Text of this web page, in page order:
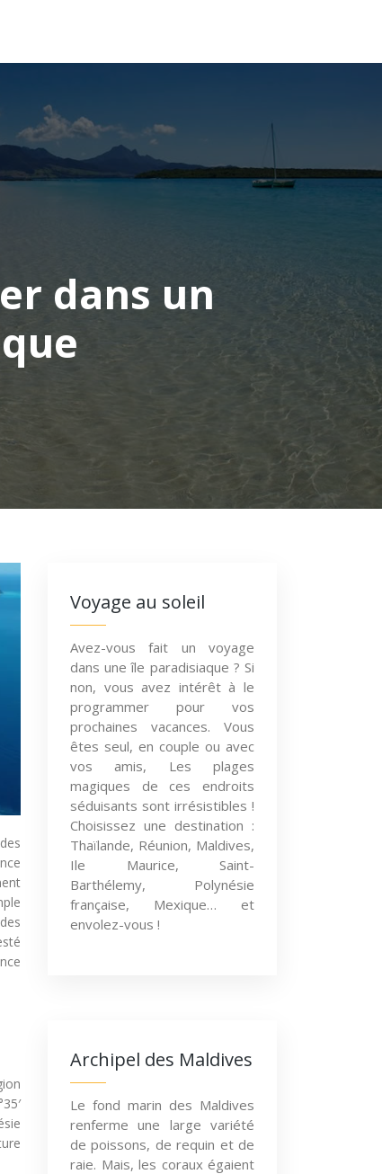
dans un
Voyage au soleil
Avez-vous fait un voyage
dans une île paradisiaque ? Si
non, vous avez intérêt à le
programmer pour vos
prochaines vacances. Vous
êtes seul, en couple ou avec
vos amis, Les plages
magiques de ces endroits
séduisants sont irrésistibles !
Choisissez une destination :
Thaïlande, Réunion, Maldives,
Ile Maurice, Saint-
Barthélemy, Polynésie
française, Mexique… et
envolez-vous !
Archipel des Maldives
Le fond marin des Maldives
renferme une large variété
de poissons, de requin et de
raie. Mais, les coraux égaient